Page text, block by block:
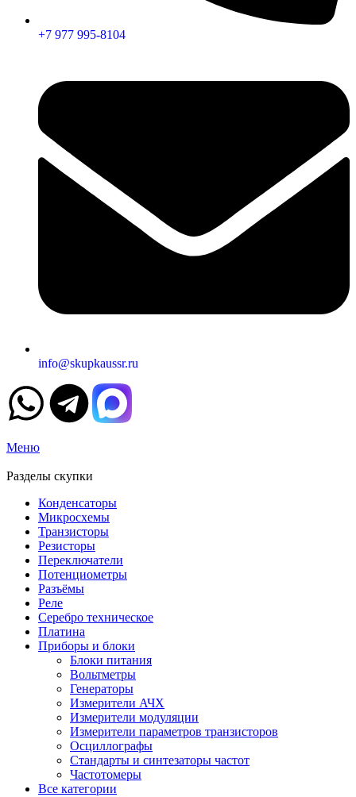
+7 977 995-8104
info@skupkaussr.ru
Меню
Разделы скупки
Конденсаторы
Микросхемы
Транзисторы
Резисторы
Переключатели
Потенциометры
Разъёмы
Реле
Серебро техническое
Платина
Приборы и блоки
Блоки питания
Вольтметры
Генераторы
Измерители АЧХ
Измерители модуляции
Измерители параметров транзисторов
Осциллографы
Стандарты и синтезаторы частот
Частотомеры
Все категории